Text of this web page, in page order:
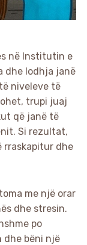
në Institutin e
dhe lodhja janë
niveleve të
trupi juaj
që janë të
Si rezultat,
rraskapitur dhe
me një orar
dhe stresin.
po
dhe bëni një